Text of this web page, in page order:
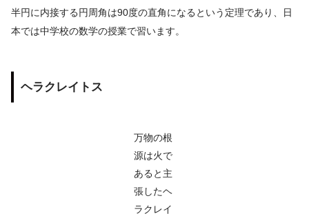
半円に内接する円周角は90度の直角になるという定理であり、日
本では中学校の数学の授業で習います。
ヘラクレイトス
万物の根
源は火で
あると主
張したヘ
ラクレイ